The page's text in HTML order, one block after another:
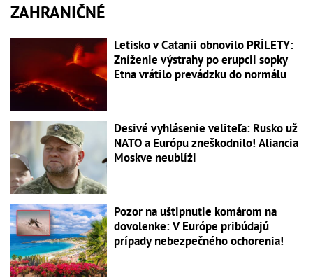
ZAHRANIČNÉ
Letisko v Catanii obnovilo PRÍLETY:
Zníženie výstrahy po erupcii sopky
Etna vrátilo prevádzku do normálu
Desivé vyhlásenie veliteľa: Rusko už
NATO a Európu zneškodnilo! Aliancia
Moskve neublíži
Pozor na uštipnutie komárom na
dovolenke: V Európe pribúdajú
prípady nebezpečného ochorenia!